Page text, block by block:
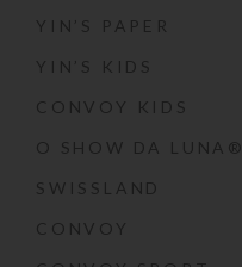
YIN’S PAPER
YIN’S KIDS
CONVOY KIDS
O SHOW DA LUNA®
SWISSLAND
CONVOY